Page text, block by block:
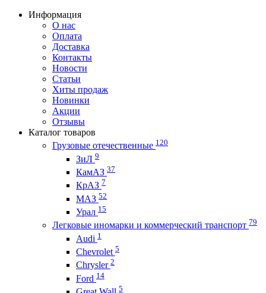
Информация
О нас
Оплата
Доставка
Контакты
Новости
Статьи
Хиты продаж
Новинки
Акции
Отзывы
Каталог товаров
Грузовые отечественные 120
ЗиЛ 9
КамАЗ 37
КрАЗ 7
МАЗ 52
Урал 15
Легковые иномарки и коммерческий транспорт 79
Audi 1
Chevrolet 5
Chrysler 2
Ford 14
5